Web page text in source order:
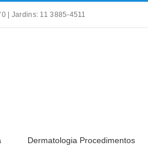
| Jardins: 11 3885-4511
Dermatologia Procedimentos